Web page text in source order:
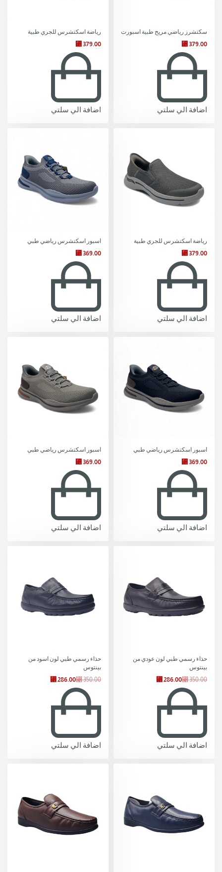
سكتشرز رياضي مريح طبية اسبورت
⃁ 379.00
اضافة الي سلتي
رياضة اسكتشرس للجري طبية
⃁ 379.00
اضافة الي سلتي
رياضة اسكتشرس للجري طبية
⃁ 379.00
اضافة الي سلتي
اسبور اسكتشرس رياضي طبي
⃁ 369.00
اضافة الي سلتي
اسبور اسكتشرس رياضي طبي
⃁ 369.00
اضافة الي سلتي
اسبور اسكتشرس رياضي طبي
⃁ 369.00
اضافة الي سلتي
حذاء رسمي طبي لون عودي من
بينتوس
⃁350.00
⃁ 286.00
اضافة الي سلتي
حذاء رسمي طبي لون اسود من
بينتوس
⃁350.00
⃁ 286.00
اضافة الي سلتي